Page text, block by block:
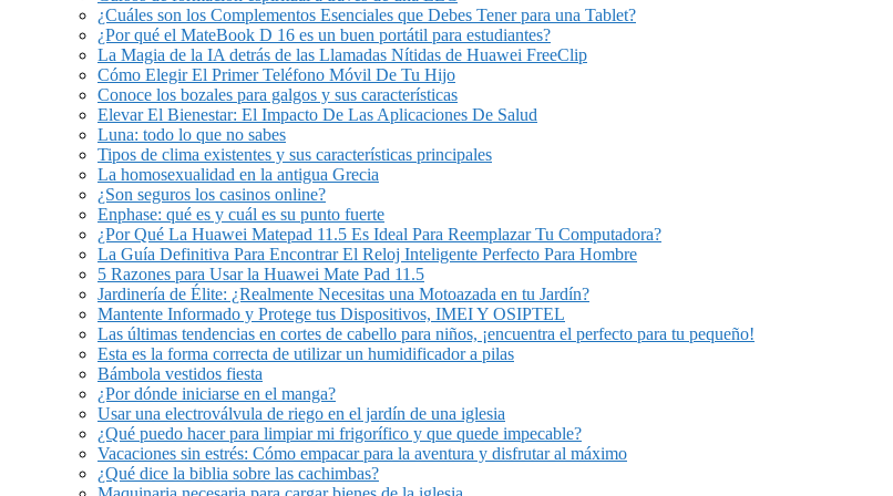
¿Cuáles son los Complementos Esenciales que Debes Tener para una Tablet?
¿Por qué el MateBook D 16 es un buen portátil para estudiantes?
La Magia de la IA detrás de las Llamadas Nítidas de Huawei FreeClip
Cómo Elegir El Primer Teléfono Móvil De Tu Hijo
Conoce los bozales para galgos y sus características
Elevar El Bienestar: El Impacto De Las Aplicaciones De Salud
Luna: todo lo que no sabes
Tipos de clima existentes y sus características principales
La homosexualidad en la antigua Grecia
¿Son seguros los casinos online?
Enphase: qué es y cuál es su punto fuerte
¿Por Qué La Huawei Matepad 11.5 Es Ideal Para Reemplazar Tu Computadora?
La Guía Definitiva Para Encontrar El Reloj Inteligente Perfecto Para Hombre
5 Razones para Usar la Huawei Mate Pad 11.5
Jardinería de Élite: ¿Realmente Necesitas una Motoazada en tu Jardín?
Mantente Informado y Protege tus Dispositivos, IMEI Y OSIPTEL
Las últimas tendencias en cortes de cabello para niños, ¡encuentra el perfecto para tu pequeño!
Esta es la forma correcta de utilizar un humidificador a pilas
Bámbola vestidos fiesta
¿Por dónde iniciarse en el manga?
Usar una electroválvula de riego en el jardín de una iglesia
¿Qué puedo hacer para limpiar mi frigorífico y que quede impecable?
Vacaciones sin estrés: Cómo empacar para la aventura y disfrutar al máximo
¿Qué dice la biblia sobre las cachimbas?